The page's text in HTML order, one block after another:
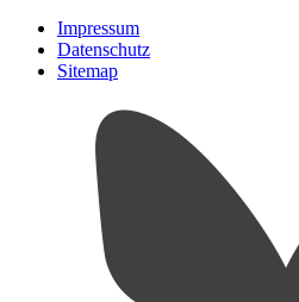
Impressum
Datenschutz
Sitemap